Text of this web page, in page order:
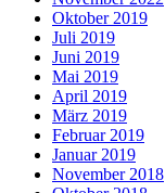
Oktober 2019
Juli 2019
Juni 2019
Mai 2019
April 2019
März 2019
Februar 2019
Januar 2019
November 2018